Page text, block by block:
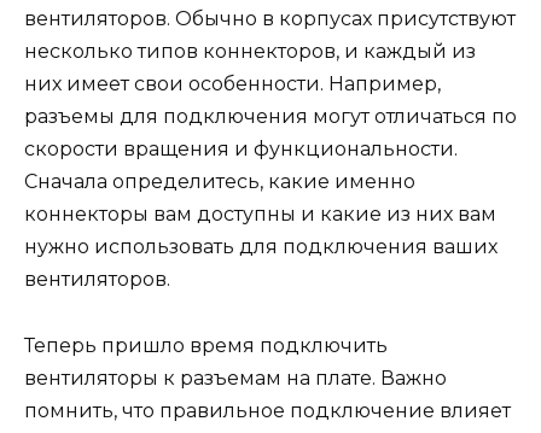
вентиляторов. Обычно в корпусах присутствуют
несколько типов коннекторов, и каждый из
них имеет свои особенности. Например,
разъемы для подключения могут отличаться по
скорости вращения и функциональности.
Сначала определитесь, какие именно
коннекторы вам доступны и какие из них вам
нужно использовать для подключения ваших
вентиляторов.
Теперь пришло время подключить
вентиляторы к разъемам на плате. Важно
помнить, что правильное подключение влияет